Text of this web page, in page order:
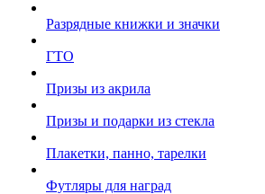
Разрядные книжки и значки
ГТО
Призы из акрила
Призы и подарки из стекла
Плакетки, панно, тарелки
Футляры для наград